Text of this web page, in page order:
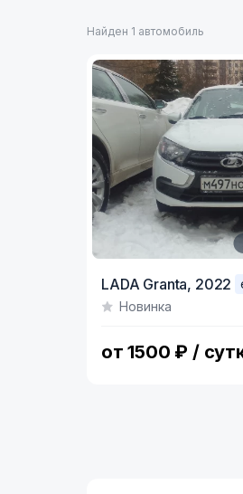
Найден 1 автомобиль
of
LADA Granta, 2022
Новинка
от 1500 ₽ /